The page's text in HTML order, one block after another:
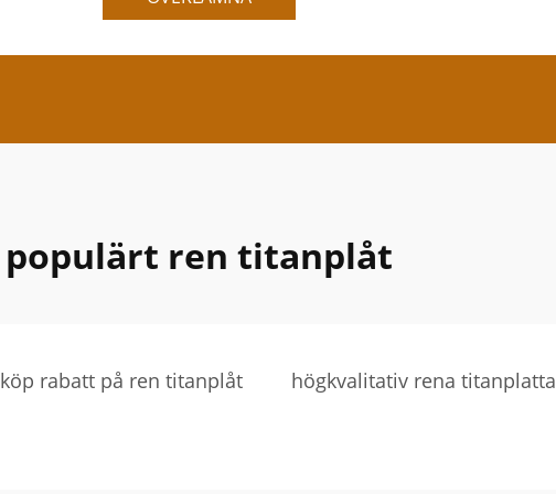
populärt ren titanplåt
köp rabatt på ren titanplåt högkvalitativ rena titanplatta